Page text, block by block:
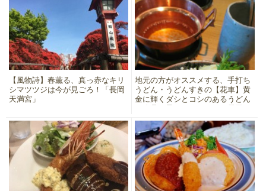
【風物詩】春薫る、真っ赤なキリ
シマツツジは今が見ごろ！「長岡
天満宮」
地元の方がオススメする、手打ち
うどん・うどんすきの【花車】黄
金に輝くダシとコシのあるうどん